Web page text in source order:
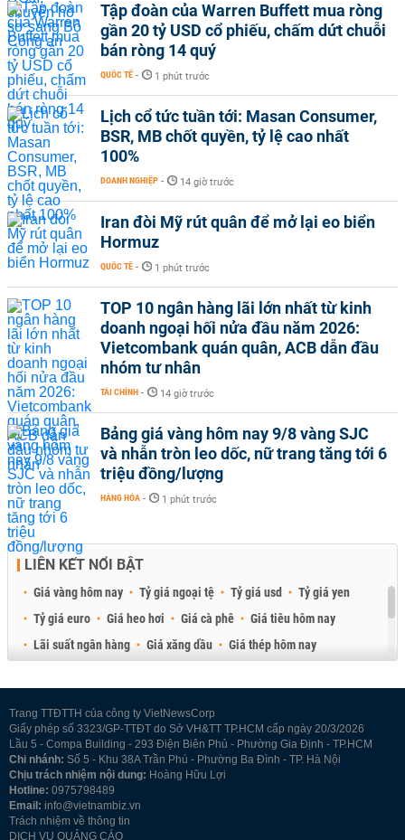
Tập đoàn của Warren Buffett mua ròng
gần 20 tỷ USD cổ phiếu, chấm dứt chuỗi
bán ròng 14 quý
QUỐC TẾ - 1 phút trước
Lịch cổ tức tuần tới: Masan Consumer,
BSR, MB chốt quyền, tỷ lệ cao nhất
100%
DOANH NGHIỆP - 14 giờ trước
Iran đòi Mỹ rút quân để mở lại eo biển
Hormuz
QUỐC TẾ - 1 phút trước
TOP 10 ngân hàng lãi lớn nhất từ kinh
doanh ngoại hối nửa đầu năm 2026:
Vietcombank quán quân, ACB dẫn đầu
nhóm tư nhân
TÀI CHÍNH - 14 giờ trước
Bảng giá vàng hôm nay 9/8 vàng SJC
và nhẫn tròn leo dốc, nữ trang tăng tới 6
triệu đồng/lượng
HÀNG HÓA - 1 phút trước
LIÊN KẾT NỔI BẬT
Giá vàng hôm nay Tỷ giá ngoại tệ Tỷ giá usd
Tỷ giá yen
Tỷ giá euro
Giá heo hơi Giá cà phê
Giá tiêu hôm nay
Lãi suất ngân hàng
Giá xăng dầu
Giá thép hôm nay
Trang TTĐTTH của công ty VietNewsCorp
Giấy phép số 3323/GP-TTĐT do Sở VH&TT TP.HCM cấp ngày 20/3/2026
Lầu 5 - Compa Building - 293 Điện Biên Phủ - Phường Gia Định - TP.HCM
Chi nhánh: Số 5 - Khu 38A Trần Phú - Phường Ba Đình - TP. Hà Nội
Chịu trách nhiệm nội dung: Hoàng Hữu Lợi
Hotline: 0975798489
Email: info@vietnambiz.vn
Trách nhiệm về thông tin
DỊCH VỤ QUẢNG CÁO